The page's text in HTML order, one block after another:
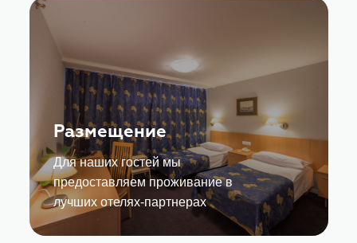
Размещение
Для наших гостей мы
предоставляем проживание в
лучших отелях-партнерах